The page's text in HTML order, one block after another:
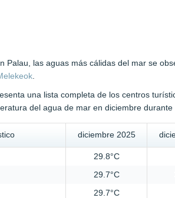
Palau, las aguas más cálidas del mar se
una lista completa de los centros
del agua de mar en diciembre
diciembre 2025
29.8°C
29.7°C
29.7°C